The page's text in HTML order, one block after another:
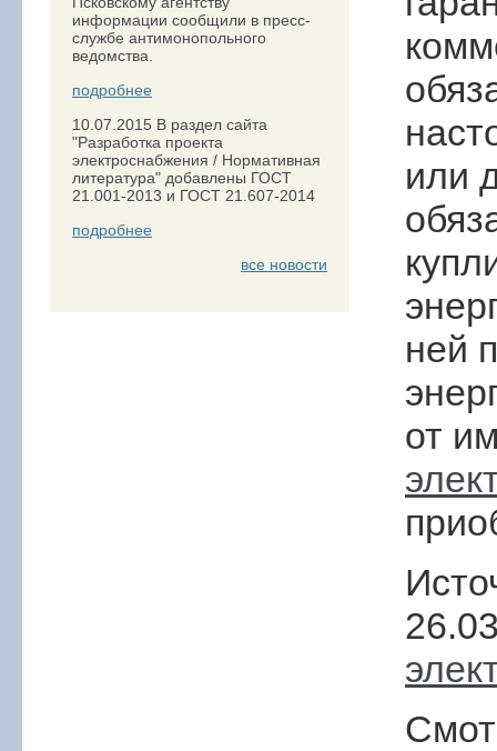
информации сообщили в пресс-
службе антимонопольного
ведомства.
подробнее
10.07.2015 В раздел сайта
"Разработка проекта
электроснабжения / Нормативная
литература" добавлены ГОСТ
21.001-2013 и ГОСТ 21.607-2014
подробнее
все новости
или
ней
от